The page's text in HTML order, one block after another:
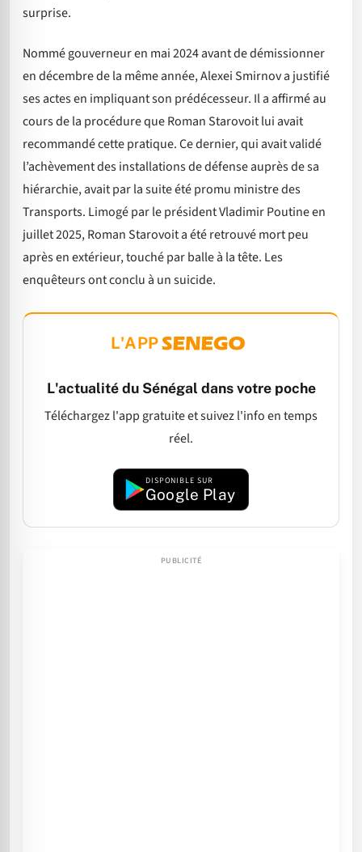
surprise.
Nommé gouverneur en mai 2024 avant de démissionner
en décembre de la même année, Alexei Smirnov a justifié
ses actes en impliquant son prédécesseur. Il a affirmé au
cours de la procédure que Roman Starovoit lui avait
recommandé cette pratique. Ce dernier, qui avait validé
l’achèvement des installations de défense auprès de sa
hiérarchie, avait par la suite été promu ministre des
Transports. Limogé par le président Vladimir Poutine en
juillet 2025, Roman Starovoit a été retrouvé mort peu
après en extérieur, touché par balle à la tête. Les
enquêteurs ont conclu à un suicide.
L'APP
L'actualité du Sénégal dans votre poche
Téléchargez l'app gratuite et suivez l'info en temps
réel.
DISPONIBLE SUR
Google Play